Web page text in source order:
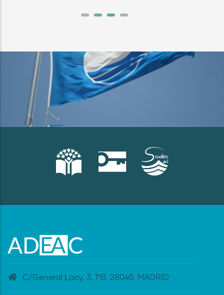
C/General Lacy, 3. 1ºB. 28045. MADRID